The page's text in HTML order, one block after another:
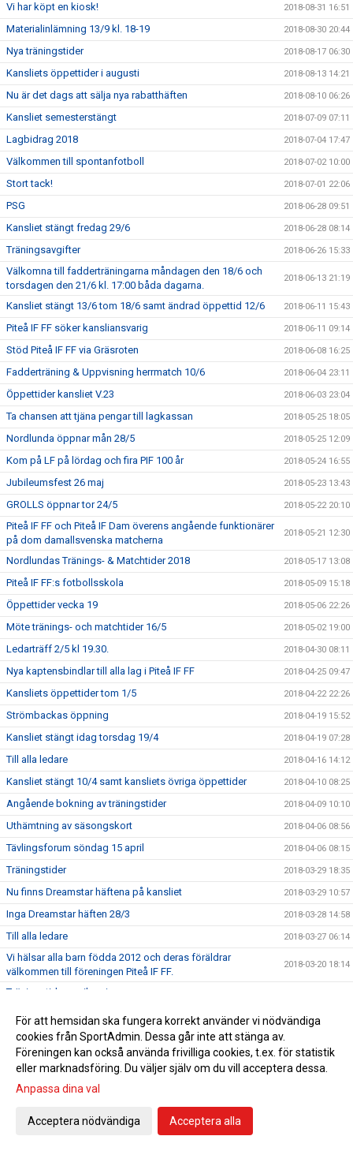
Vi har köpt en kiosk! 2018-08-31 16:51
Materialinlämning 13/9 kl. 18-19 2018-08-30 20:44
Nya träningstider 2018-08-17 06:30
Kansliets öppettider i augusti 2018-08-13 14:21
Nu är det dags att sälja nya rabatthäften 2018-08-10 06:26
Kansliet semesterstängt 2018-07-09 07:11
Lagbidrag 2018 2018-07-04 17:47
Välkommen till spontanfotboll 2018-07-02 10:00
Stort tack! 2018-07-01 22:06
PSG 2018-06-28 09:51
Kansliet stängt fredag 29/6 2018-06-28 08:14
Träningsavgifter 2018-06-26 15:33
Välkomna till fadderträningarna måndagen den 18/6 och
torsdagen den 21/6 kl. 17:00 båda dagarna.
2018-06-13 21:19
Kansliet stängt 13/6 tom 18/6 samt ändrad öppettid 12/6 2018-06-11 15:43
Piteå IF FF söker kansliansvarig 2018-06-11 09:14
Stöd Piteå IF FF via Gräsroten 2018-06-08 16:25
Fadderträning & Uppvisning herrmatch 10/6 2018-06-04 23:11
Öppettider kansliet V.23 2018-06-03 23:04
Ta chansen att tjäna pengar till lagkassan 2018-05-25 18:05
Nordlunda öppnar mån 28/5 2018-05-25 12:09
Kom på LF på lördag och fira PIF 100 år 2018-05-24 16:55
Jubileumsfest 26 maj 2018-05-23 13:43
GROLLS öppnar tor 24/5 2018-05-22 20:10
Piteå IF FF och Piteå IF Dam överens angående funktionärer
på dom damallsvenska matcherna
2018-05-21 12:30
Nordlundas Tränings- & Matchtider 2018 2018-05-17 13:08
Piteå IF FF:s fotbollsskola 2018-05-09 15:18
Öppettider vecka 19 2018-05-06 22:26
Möte tränings- och matchtider 16/5 2018-05-02 19:00
Ledarträff 2/5 kl 19.30. 2018-04-30 08:11
Nya kaptensbindlar till alla lag i Piteå IF FF 2018-04-25 09:47
Kansliets öppettider tom 1/5 2018-04-22 22:26
Strömbackas öppning 2018-04-19 15:52
Kansliet stängt idag torsdag 19/4 2018-04-19 07:28
Till alla ledare 2018-04-16 14:12
Kansliet stängt 10/4 samt kansliets övriga öppettider 2018-04-10 08:25
Angående bokning av träningstider 2018-04-09 10:10
Uthämtning av säsongskort 2018-04-06 08:56
Tävlingsforum söndag 15 april 2018-04-06 08:15
Träningstider 2018-03-29 18:35
Nu finns Dreamstar häftena på kansliet 2018-03-29 10:57
Inga Dreamstar häften 28/3 2018-03-28 14:58
Till alla ledare 2018-03-27 06:14
Vi hälsar alla barn födda 2012 och deras föräldrar
välkommen till föreningen Piteå IF FF.
2018-03-20 18:14
Träningstider april-maj
Female Football Coach Norrbotten 2018-03-15 15:52
Ett förtydligande gällande Rabatthäftena
Anmälan till ungdomsserier 2018 2018-03-04 21:01
Ansvarspersoner PSG
För att hemsidan ska fungera korrekt använder vi nödvändiga
cookies från SportAdmin. Dessa går inte att stänga av.
Föreningen kan också använda frivilliga cookies, t.ex. för statistik
eller marknadsföring. Du väljer själv om du vill acceptera dessa.
Anpassa dina val
Acceptera nödvändiga Acceptera alla